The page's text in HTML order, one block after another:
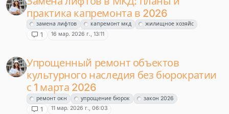
практика капремонта в 2026
замена лифтов капремонт мкд жилищное хозяйс
1 16 мар. 2026 г., 13:11
Упрощенный ремонт объектов
культурного наследия без бюрократии
с 1 марта 2026
ремонт окн упрощение бюрок закон 2026
1 11 мар. 2026 г., 06:03